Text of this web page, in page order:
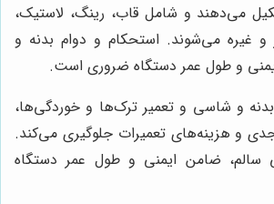
می‌دهند و شامل قاب، رینگ، لاستیک،
و غیره می‌شوند. استحکام و دوام بدنه و
و طول عمر دستگاه ضروری است.
و شاسی و تعمیر ترک‌ها و خوردگی‌ها،
و هزینه‌های تعمیرات جلوگیری می‌کند.
سالم، ضامن ایمنی و طول عمر دستگاه